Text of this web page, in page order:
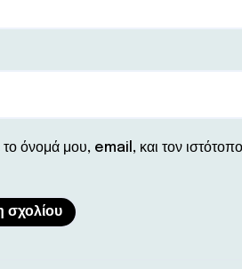
όνομά μου, email, και τον